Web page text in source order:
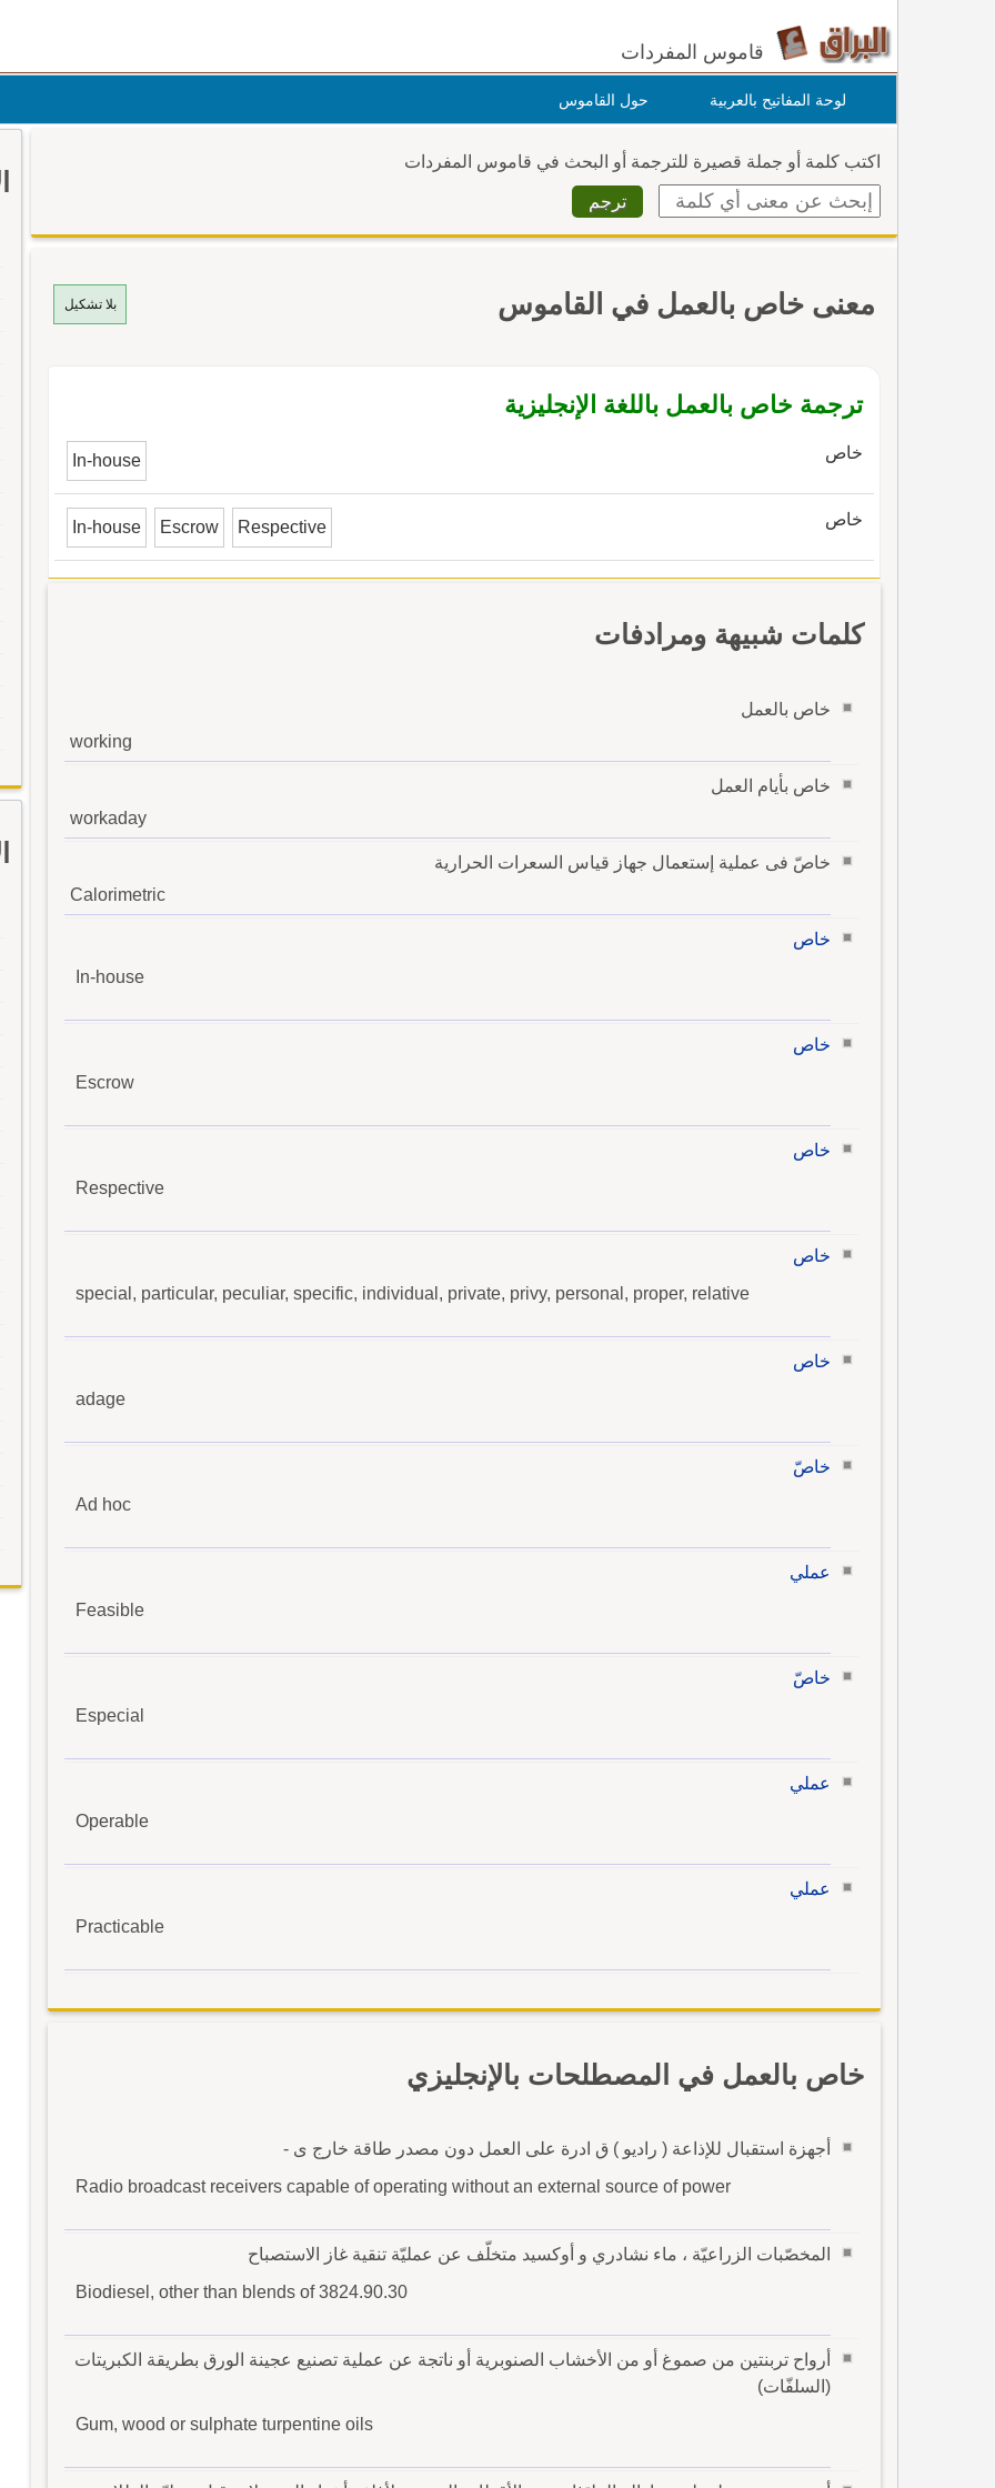
قاموس المفردات
لوحة المفاتيح بالعربية حول القاموس
اكتب كلمة أو جملة قصيرة للترجمة أو البحث في قاموس المفردات
بلا تشكيل معنى خاص بالعمل في القاموس
ترجمة خاص بالعمل باللغة الإنجليزية
خاص In-house
خاص In-house Escrow Respective
كلمات شبيهة ومرادفات
خاص بالعمل
working
خاص بأيام العمل
workaday
خاصّ فى عملية إستعمال جهاز قياس السعرات الحرارية
Calorimetric
خاص
In-house
خاص
Escrow
خاص
Respective
خاص
special, particular, peculiar, specific, individual, private, privy, personal, proper, relative
خاص
adage
خاصّ
Ad hoc
عملي
Feasible
خاصّ
Especial
عملي
Operable
عملي
Practicable
خاص بالعمل في المصطلحات بالإنجليزي
أجهزة استقبال للإذاعة ( راديو ) ق ادرة على العمل دون مصدر طاقة خارج ى -
Radio broadcast receivers capable of operating without an external source of power
المخصّبات الزراعيّة ، ماء نشادري و أوكسيد متخلّف عن عمليّة تنقية غاز الاستصباح
Biodiesel, other than blends of 3824.90.30
أرواح تربنتين من صموغ أو من الأخشاب الصنوبرية أو ناتجة عن عملية تصنيع عجينة الورق بطريقة الكبريتات
(السلفّات)
Gum, wood or sulphate turpentine oils